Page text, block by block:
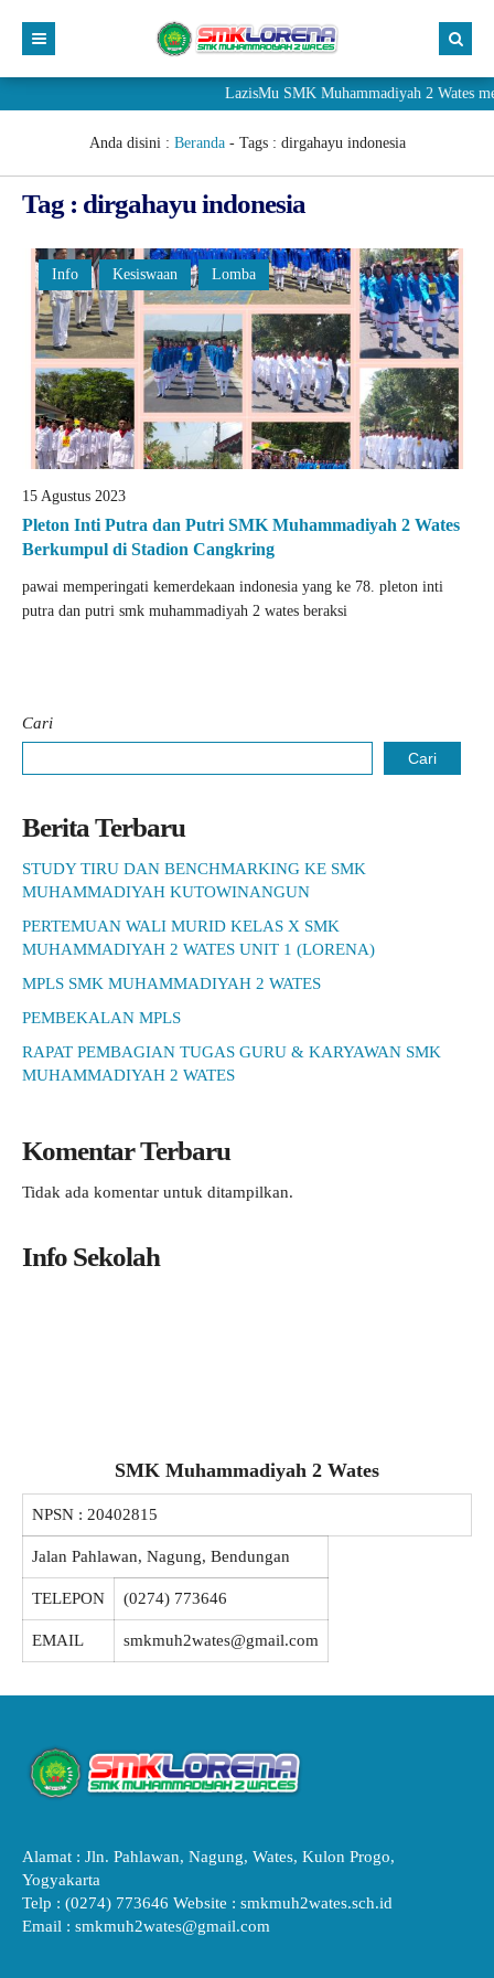
LazisMu SMK Muhammadiyah 2 Wates
Anda disini : Beranda- Tags : dirgahayu indonesia
Tag : dirgahayu indonesia
Info Kesiswaan Lomba
15 Agustus 2023
Pleton Inti Putra dan Putri SMK Muhammadiyah 2 Wates
Berkumpul di Stadion Cangkring
pawai memperingati kemerdekaan indonesia yang ke 78. pleton inti
putra dan putri smk muhammadiyah 2 wates beraksi
Cari
Cari
Berita Terbaru
STUDY TIRU DAN BENCHMARKING KE SMK
MUHAMMADIYAH KUTOWINANGUN
PERTEMUAN WALI MURID KELAS X SMK
MUHAMMADIYAH 2 WATES UNIT 1 (LORENA)
MPLS SMK MUHAMMADIYAH 2 WATES
PEMBEKALAN MPLS
RAPAT PEMBAGIAN TUGAS GURU & KARYAWAN SMK
MUHAMMADIYAH 2 WATES
Komentar Terbaru
Tidak ada komentar untuk ditampilkan.
Info Sekolah
SMK Muhammadiyah 2 Wates
NPSN : 20402815
Jalan Pahlawan, Nagung, Bendungan
TELEPON (0274) 773646
EMAIL smkmuh2wates@gmail.com
Alamat : Jln. Pahlawan, Nagung, Wates, Kulon Progo,
Yogyakarta
Telp : (0274) 773646 Website : smkmuh2wates.sch.id
Email : smkmuh2wates@gmail.com